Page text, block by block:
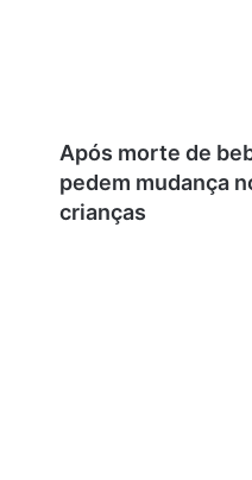
Após morte de
pedem mudança
crianças